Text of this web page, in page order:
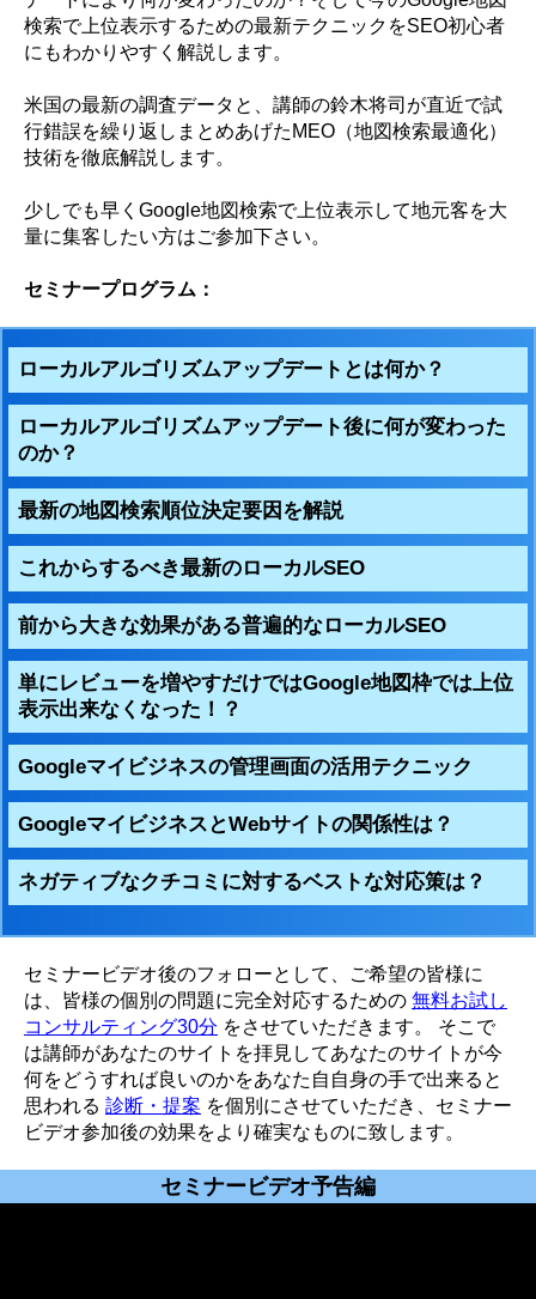
検索で上位表示するための最新テクニックをSEO初心者
にもわかりやすく解説します。
米国の最新の調査データと、講師の鈴木将司が直近で試
行錯誤を繰り返しまとめあげたMEO（地図検索最適化）
技術を徹底解説します。
少しでも早くGoogle地図検索で上位表示して地元客を大
量に集客したい方はご参加下さい。
セミナープログラム：
ローカルアルゴリズムアップデートとは何か？
ローカルアルゴリズムアップデート後に何が変わった
のか？
最新の地図検索順位決定要因を解説
これからするべき最新のローカルSEO
前から大きな効果がある普遍的なローカルSEO
単にレビューを増やすだけではGoogle地図枠では上位
表示出来なくなった！？
Googleマイビジネスの管理画面の活用テクニック
GoogleマイビジネスとWebサイトの関係性は？
ネガティブなクチコミに対するベストな対応策は？
セミナービデオ後のフォローとして、ご希望の皆様に
は、皆様の個別の問題に完全対応するための 無料お試し
コンサルティング30分 をさせていただきます。 そこで
は講師があなたのサイトを拝見してあなたのサイトが今
何をどうすれば良いのかをあなた自自身の手で出来ると
思われる 診断・提案 を個別にさせていただき、セミナー
ビデオ参加後の効果をより確実なものに致します。
セミナービデオ予告編